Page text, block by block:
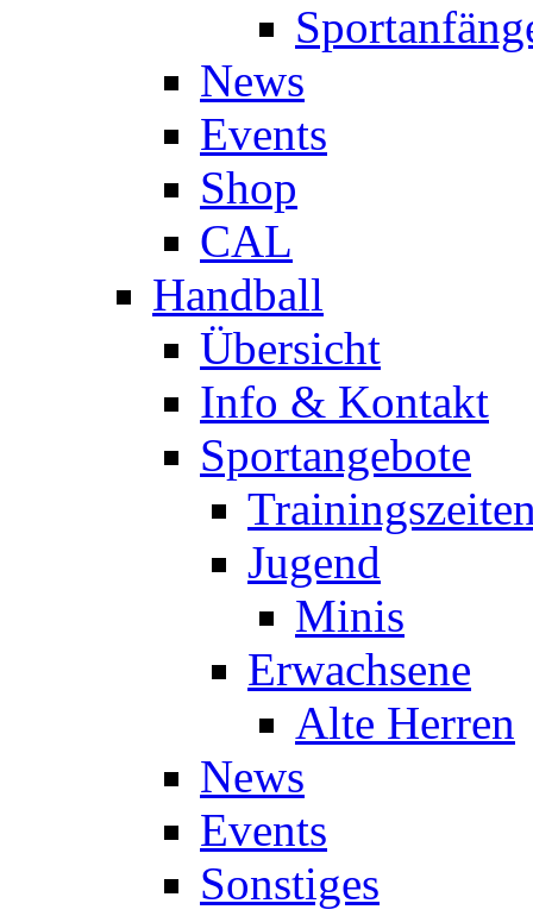
News
Events
Shop
CAL
Handball
Übersicht
Info & Kontakt
Sportangebote
Jugend
Minis
Erwachsene
Alte Herren
News
Events
Sonstiges